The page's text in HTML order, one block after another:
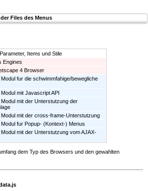
Files des Menus
Items und Stile
Engines
4 Browser
fur die schwimmfahige/bewegliche
mit Javascript API
mit der Unterstutzung der
mit der cross-frame-Unterstutzung
fur Popup- (Kontext-) Menus
mit der Unterstutzung vom AJAX-
dem Typ des Browsers und den gewahlten